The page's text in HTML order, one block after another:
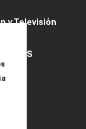
y Televisión